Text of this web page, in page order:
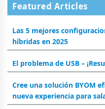
Featured Articles
Las 5 mejores
híbridas en 2025
El problema de USB –
Cree una solución BYOM
nueva experiencia para